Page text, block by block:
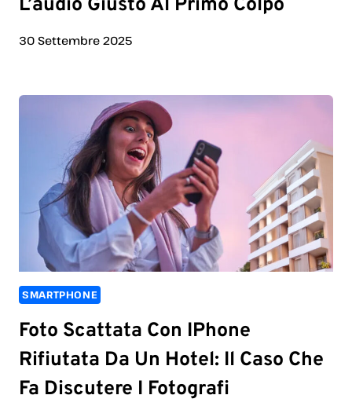
L’audio Giusto Al Primo Colpo
30 Settembre 2025
SMARTPHONE
Foto Scattata Con IPhone
Rifiutata Da Un Hotel: Il Caso Che
Fa Discutere I Fotografi